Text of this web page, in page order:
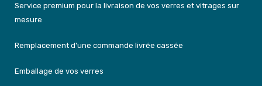
Service premium pour la livraison de vos verres et vitrages sur
mesure
Remplacement d'une commande livrée cassée
Emballage de vos verres